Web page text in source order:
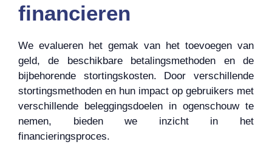
financieren
We evalueren het gemak van het toevoegen van
geld, de beschikbare betalingsmethoden en de
bijbehorende stortingskosten. Door verschillende
stortingsmethoden en hun impact op gebruikers met
verschillende beleggingsdoelen in ogenschouw te
nemen, bieden we inzicht in het
financieringsproces.